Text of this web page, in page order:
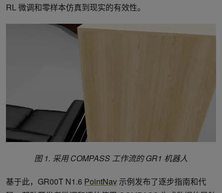
RL 微调和零样本仿真到现实的有效性。
图1. 采用COMPASS 工作流的GR1 机器人
基于此，GR00T N1.6 PointNav 示例发布了逐步指南和代